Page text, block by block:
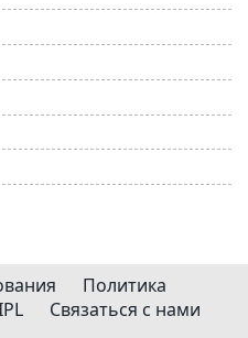
Политика
Связаться с нами